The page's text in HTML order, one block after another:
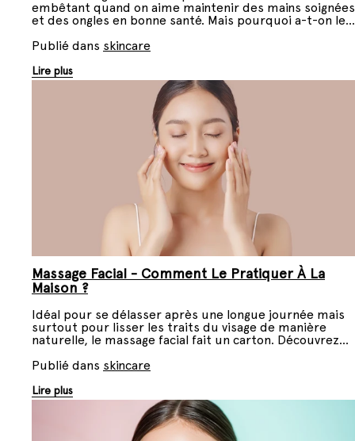
embêtant quand on aime maintenir des mains soignées
et des ongles en bonne santé. Mais pourquoi a-t-on les
durablement ? Faisons le point.
Publié dans skincare
Lire plus
Massage Facial - Comment Le Pratiquer À La
Maison ?
Idéal pour se délasser après une longue journée mais
surtout pour lisser les traits du visage de manière
naturelle, le massage facial fait un carton. Découvrez
maison pour un moment de bien-être revitalisant.
Publié dans skincare
Lire plus